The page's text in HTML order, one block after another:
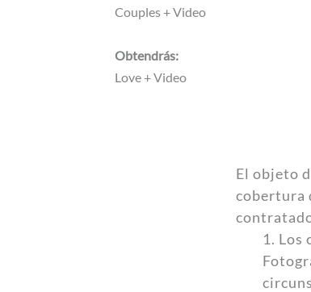
Couples + Video
Obtendrás:
Love + Video
El objeto
cobertura
1. Los